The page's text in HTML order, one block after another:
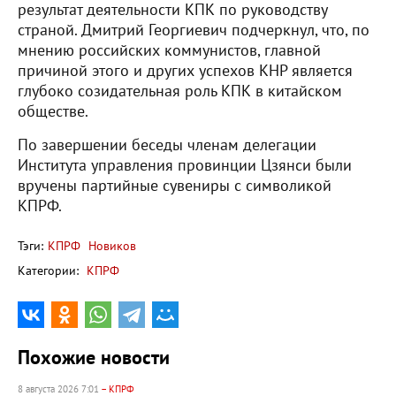
результат деятельности КПК по руководству
страной. Дмитрий Георгиевич подчеркнул, что, по
мнению российских коммунистов, главной
причиной этого и других успехов КНР является
глубоко созидательная роль КПК в китайском
обществе.
По завершении беседы членам делегации
Института управления провинции Цзянси были
вручены партийные сувениры с символикой
КПРФ.
Тэги: КПРФ Новиков
Категории: КПРФ
Похожие новости
8 августа 2026 7:01 – КПРФ